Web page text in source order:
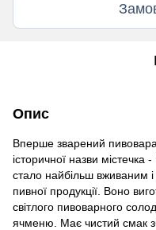
Опис
Вперше зварений
історичної назви
стало найбільш вживаним
пивної продукції. Воно
світлого пивоварного
ячменю. Має чистий смак